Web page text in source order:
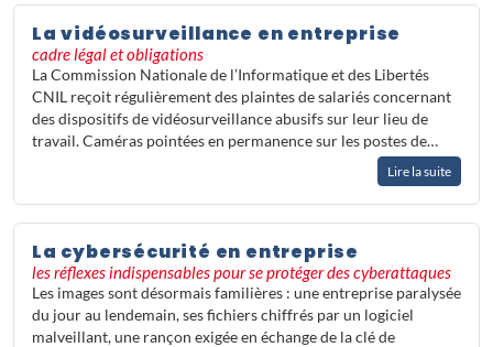
La vidéosurveillance en entreprise
cadre légal et obligations
La Commission Nationale de l’Informatique et des Libertés
CNIL reçoit régulièrement des plaintes de salariés concernant
des dispositifs de vidéosurveillance abusifs sur leur lieu de
travail. Caméras pointées en permanence sur les postes de…
Lire la suite
La cybersécurité en entreprise
les réflexes indispensables pour se protéger des cyberattaques
Les images sont désormais familières : une entreprise paralysée
du jour au lendemain, ses fichiers chiffrés par un logiciel
malveillant, une rançon exigée en échange de la clé de